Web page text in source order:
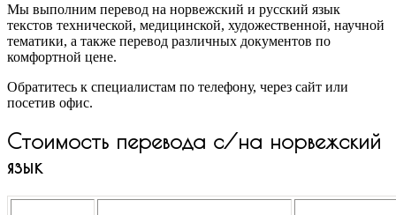
Мы выполним перевод на норвежский и русский язык
текстов технической, медицинской, художественной, научной
тематики, а также перевод различных документов по
комфортной цене.
Обратитесь к специалистам по телефону, через сайт или
посетив офис.
Стоимость перевода с/на норвежский
язык